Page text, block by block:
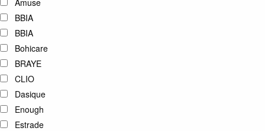
BBIA
BBIA
Bohicare
BRAYE
CLIO
Dasique
Enough
Estrade